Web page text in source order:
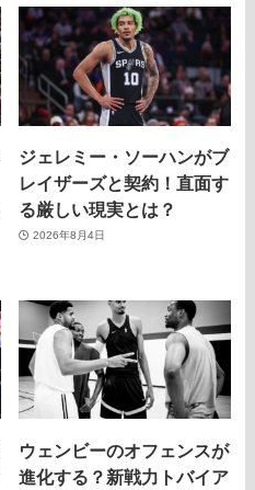
ジェレミー・ソーハンがブ
レイザーズと契約！直面す
る厳しい現実とは？
2026年8月4日
ウェンビーのオフェンスが
進化する？新戦力トバイア